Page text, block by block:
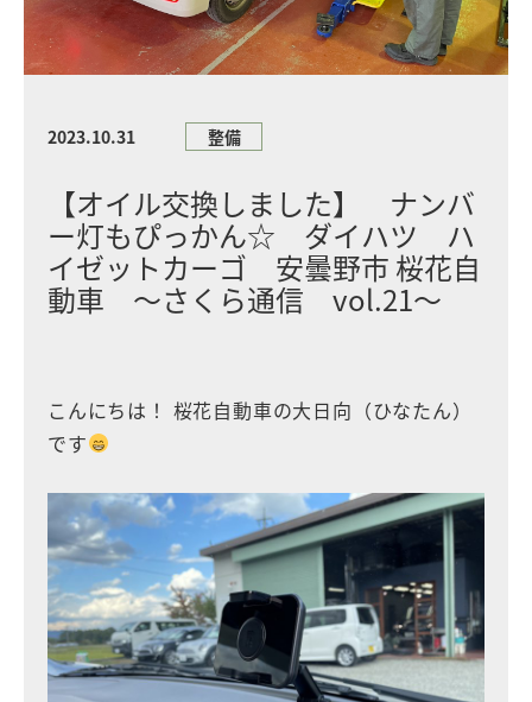
2023.10.31 整備
【オイル交換しました】 ナンバ
ー灯もぴっかん☆ ダイハツ ハ
イゼットカーゴ 安曇野市 桜花自
動車 〜さくら通信 vol.21〜
こんにちは！ 桜花自動車の大日向（ひなたん）
です